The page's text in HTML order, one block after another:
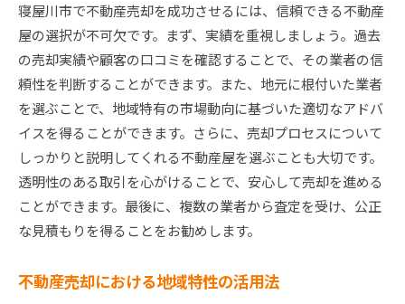
指す
市場分析を元にした売却戦略の立案
不動産価値を高めるための改善策
競争力を持たせる物件の差別化方法
価格交渉を有利に進めるテクニック
不動産市場のトレンドを掴む方法
高価格を目指すための持続的な努力
選ばれる不動産屋と協力して寝屋川市で売却を成功
させよう
寝屋川市で不動産売却を成功させるには、信頼できる不動産
屋の選択が不可欠です。まず、実績を重視しましょう。過去
の売却実績や顧客の口コミを確認することで、その業者の信
頼性を判断することができます。また、地元に根付いた業者
を選ぶことで、地域特有の市場動向に基づいた適切なアドバ
イスを得ることができます。さらに、売却プロセスについて
しっかりと説明してくれる不動産屋を選ぶことも大切です。
透明性のある取引を心がけることで、安心して売却を進める
ことができます。最後に、複数の業者から査定を受け、公正
な見積もりを得ることをお勧めします。
不動産売却における地域特性の活用法